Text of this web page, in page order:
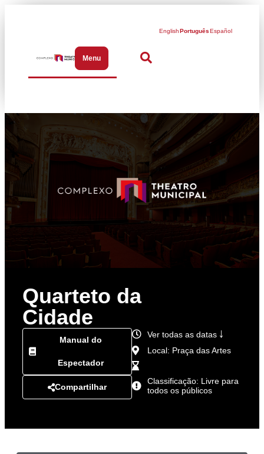
MenuAbrir menu de navegação
EnglishPortuguêsEspañol
Quarteto da
Cidade
Manual do
Espectador
Compartilhar
Ver todas as datas ￬
Local: Praça das Artes
Classificação: Livre para
todos os públicos